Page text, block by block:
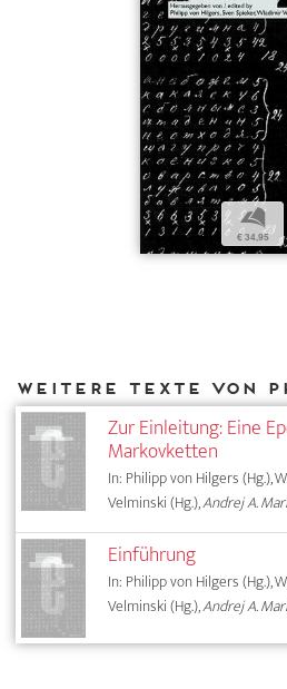
b
€ 34,95
Zur Einleitung: Eine
Markovketten
In: Philipp von Hilgers (Hg.),
Velminski (Hg.),Andrej A.
Einführung
In: Philipp von Hilgers (Hg.),
Velminski (Hg.),Andrej A.